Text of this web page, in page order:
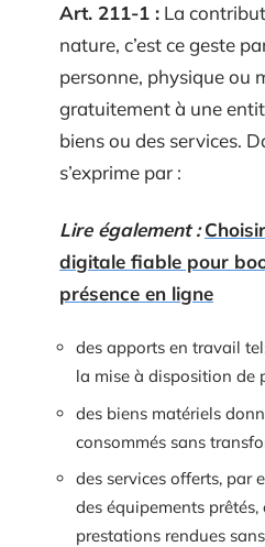
Art. 211-1 : La
nature, c’est ce geste
personne, physique ou
gratuitement à une
biens ou des services.
s’exprime par :
Lire également :
digitale fiable pour
présence en ligne
des apports en travail
la mise à disposition de
des biens matériels
consommés sans
des services offerts, par
des équipements prêtés,
prestations rendues